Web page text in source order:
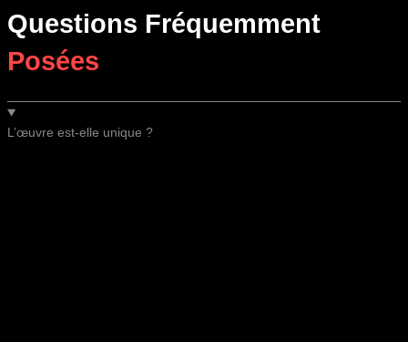
Questions Fréquemment
Posées
L’œuvre est-elle unique ?